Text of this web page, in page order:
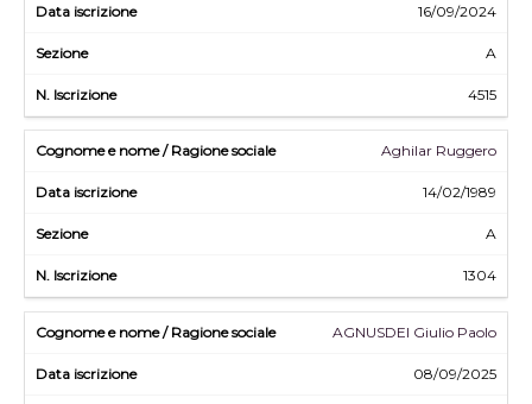
16/09/2024
A
4515
Aghilar Ruggero
14/02/1989
A
1304
AGNUSDEI Giulio Paolo
08/09/2025